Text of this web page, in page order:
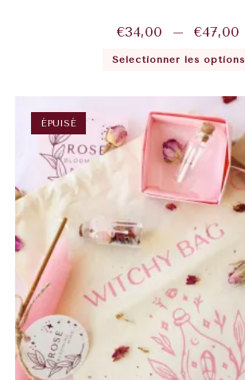
€34,00 – €47,00
Sélectionner les options
ÉPUISÉ